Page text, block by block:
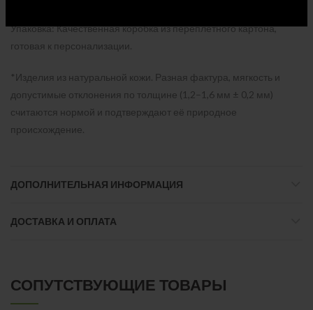
Упаковка: Качественная коробка из переплетного картона,
готовая к персонализации.
*Изделия из натуральной кожи. Разная фактура, мягкость и
допустимые отклонения по толщине (1,2–1,6 мм ± 0,2 мм)
считаются нормой и подтверждают её природное
происхождение.
ДОПОЛНИТЕЛЬНАЯ ИНФОРМАЦИЯ
ДОСТАВКА И ОПЛАТА
СОПУТСТВУЮЩИЕ ТОВАРЫ